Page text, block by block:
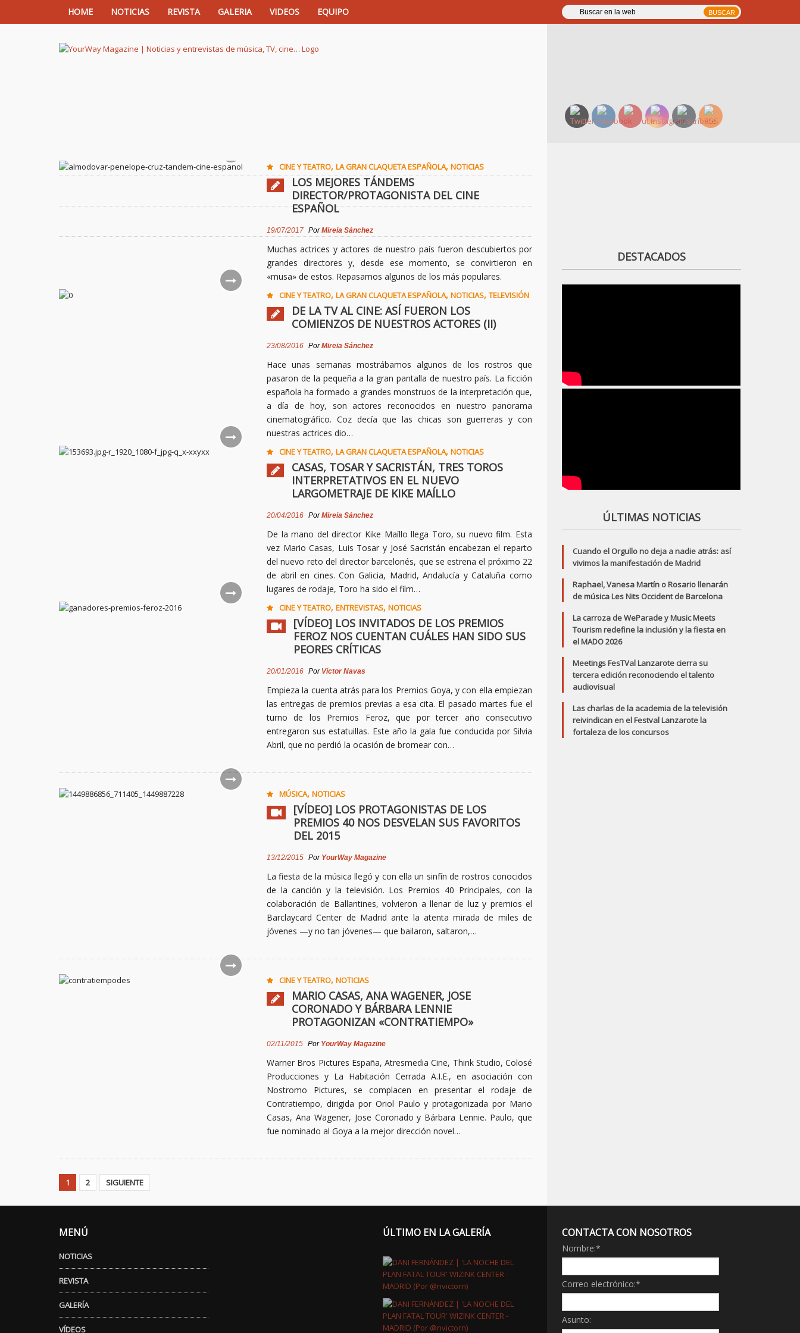
HOME NOTICIAS REVISTA GALERIA VIDEOS EQUIPO
CINE Y TEATRO, LA GRAN CLAQUETA ESPAÑOLA, NOTICIAS
LOS MEJORES TÁNDEMS
DIRECTOR/PROTAGONISTA DEL CINE
ESPAÑOL
19/07/2017 PorMireia Sánchez
Muchas actrices y actores de nuestro país fueron descubiertos por
grandes directores y, desde ese momento, se convirtieron en
«musa» de estos. Repasamos algunos de los más populares.
CINE Y TEATRO, LA GRAN CLAQUETA ESPAÑOLA, NOTICIAS, TELEVISIÓN
DE LA TV AL CINE: ASÍ FUERON LOS
COMIENZOS DE NUESTROS ACTORES (II)
23/08/2016 PorMireia Sánchez
Hace unas semanas mostrábamos algunos de los rostros que
pasaron de la pequeña a la gran pantalla de nuestro país. La ficción
española ha formado a grandes monstruos de la interpretación que,
a día de hoy, son actores reconocidos en nuestro panorama
cinematográfico. Coz decía que las chicas son guerreras y con
nuestras actrices dio…
CINE Y TEATRO, LA GRAN CLAQUETA ESPAÑOLA, NOTICIAS
CASAS, TOSAR Y SACRISTÁN, TRES TOROS
INTERPRETATIVOS EN EL NUEVO
LARGOMETRAJE DE KIKE MAÍLLO
20/04/2016 PorMireia Sánchez
De la mano del director Kike Maíllo llega Toro, su nuevo film. Esta
vez Mario Casas, Luis Tosar y José Sacristán encabezan el reparto
del nuevo reto del director barcelonés, que se estrena el próximo 22
de abril en cines. Con Galicia, Madrid, Andalucía y Cataluña como
lugares de rodaje, Toro ha sido el film…
CINE Y TEATRO, ENTREVISTAS, NOTICIAS
[VÍDEO] LOS INVITADOS DE LOS PREMIOS
FEROZ NOS CUENTAN CUÁLES HAN SIDO SUS
PEORES CRÍTICAS
20/01/2016 Por Víctor Navas
Empieza la cuenta atrás para los Premios Goya, y con ella empiezan
las entregas de premios previas a esa cita. El pasado martes fue el
turno de los Premios Feroz, que por tercer año consecutivo
entregaron sus estatuillas. Este año la gala fue conducida por Silvia
Abril, que no perdió la ocasión de bromear con…
MÚSICA, NOTICIAS
[VÍDEO] LOS PROTAGONISTAS DE LOS
PREMIOS 40 NOS DESVELAN SUS FAVORITOS
DEL 2015
13/12/2015 Por YourWay Magazine
La fiesta de la música llegó y con ella un sinfín de rostros conocidos
de la canción y la televisión. Los Premios 40 Principales, con la
colaboración de Ballantines, volvieron a llenar de luz y premios el
Barclaycard Center de Madrid ante la atenta mirada de miles de
jóvenes —y no tan jóvenes— que bailaron, saltaron,…
CINE Y TEATRO, NOTICIAS
MARIO CASAS, ANA WAGENER, JOSE
CORONADO Y BÁRBARA LENNIE
PROTAGONIZAN «CONTRATIEMPO»
02/11/2015 Por YourWay Magazine
Warner Bros Pictures España, Atresmedia Cine, Think Studio, Colosé
Producciones y La Habitación Cerrada A.I.E., en asociación con
Nostromo Pictures, se complacen en presentar el rodaje de
Contratiempo, dirigida por Oriol Paulo y protagonizada por Mario
Casas, Ana Wagener, Jose Coronado y Bárbara Lennie. Paulo, que
fue nominado al Goya a la mejor dirección novel…
1 2 SIGUIENTE
DESTACADOS
ÚLTIMAS NOTICIAS
Cuando el Orgullo no deja a nadie atrás: así
vivimos la manifestación de Madrid
Raphael, Vanesa Martín o Rosario llenarán
de música Les Nits Occident de Barcelona
La carroza de WeParade y Music Meets
Tourism redefine la inclusión y la fiesta en
el MADO 2026
Meetings FesTVal Lanzarote cierra su
tercera edición reconociendo el talento
audiovisual
Las charlas de la academia de la televisión
reivindican en el Festval Lanzarote la
fortaleza de los concursos
MENÚ
NOTICIAS
REVISTA
GALERÍA
VÍDEOS
ÚLTIMO EN LA GALERÍA CONTACTA CON NOSOTROS
Nombre:*
Correo electrónico:*
Asunto: